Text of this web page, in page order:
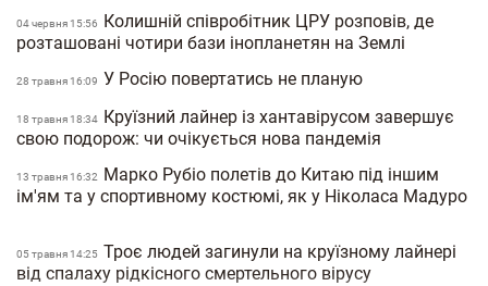
04 червня 15:56
Колишній співробітник ЦРУ розповів, де
розташовані чотири бази інопланетян на Землі
28 травня 16:09 У Росію повертатись не планую
18 травня 18:34 Круїзний лайнер із хантавірусом завершує
свою подорож: чи очікується нова пандемія
13 травня 16:32
Марко Рубіо полетів до Китаю під іншим
ім'ям та у спортивному костюмі, як у Ніколаса Мадуро
05 травня 14:25 Троє людей загинули на круїзному лайнері
від спалаху рідкісного смертельного вірусу